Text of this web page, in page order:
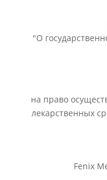
"О
на право
лекарственных
Fenix